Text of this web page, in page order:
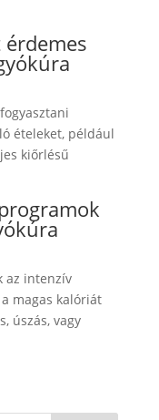
ételeket, például
kiőrlésű
az intenzív
magas kalóriát
úszás, vagy